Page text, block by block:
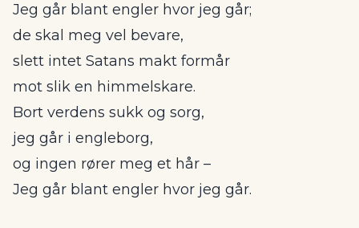
Jeg går blant engler hvor jeg går;
de skal meg vel bevare,
slett intet Satans makt formår
mot slik en himmelskare.
Bort verdens sukk og sorg,
jeg går i engleborg,
og ingen rører meg et hår –
Jeg går blant engler hvor jeg går.